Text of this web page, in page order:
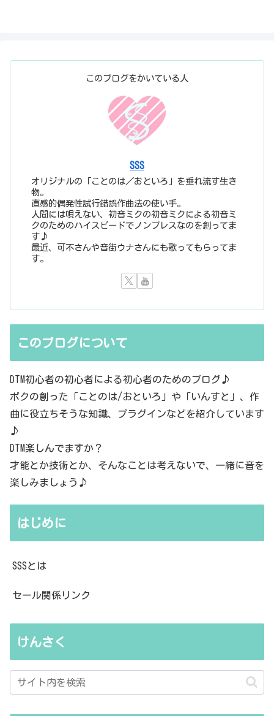
このブログをかいている人
SSS
オリジナルの「ことのは／おといろ」を垂れ流す生き
物。
直感的偶発性試行錯誤作曲法の使い手。
人間には唄えない、初音ミクの初音ミクによる初音ミ
クのためのハイスピードでノンブレスなのを創ってま
す♪
最近、可不さんや音街ウナさんにも歌ってもらってま
す。
このブログについて
DTM初心者の初心者による初心者のためのブログ♪
ボクの創った「ことのは/おといろ」や「いんすと」、作
曲に役立ちそうな知識、プラグインなどを紹介しています
♪
DTM楽しんでますか？
才能とか技術とか、そんなことは考えないで、一緒に音を
楽しみましょう♪
はじめに
SSSとは
セール関係リンク
けんさく